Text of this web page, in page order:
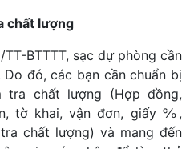
chất lượng
BTTTT, sạc dự phòng cần
đó, các bạn cần chuẩn bị
chất lượng (Hợp đồng,
tờ khai, vận đơn, giấy ℅,
chất lượng) và mang đến